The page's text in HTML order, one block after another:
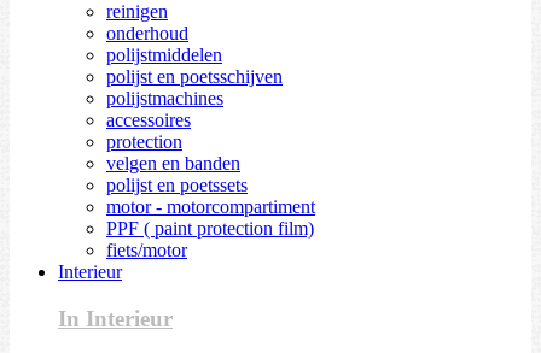
reinigen
onderhoud
polijstmiddelen
polijst en poetsschijven
polijstmachines
accessoires
protection
velgen en banden
polijst en poetssets
motor - motorcompartiment
PPF ( paint protection film)
fiets/motor
Interieur
In Interieur